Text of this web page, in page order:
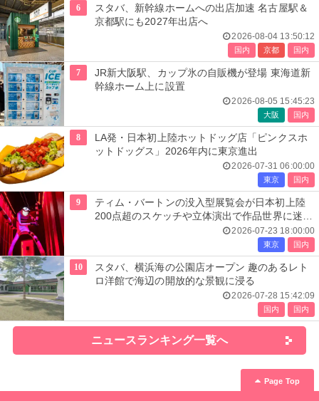
6
スタバ、新幹線ホームへの出店加速 名古屋駅＆
京都駅にも2027年出店へ
2026-08-04 13:50:12
国内 京都 国内
7
JR新大阪駅、カップ氷の自販機が登場 東海道新
幹線ホーム上に設置
2026-08-05 15:45:23
大阪 国内
8
LA発・日本初上陸ホットドッグ店「ピンクスホ
ットドッグス」2026年内に東京進出
2026-07-31 06:00:00
東京 国内
9
ティム・バートンの没入型展覧会が日本初上陸
200点超のスケッチや立体演出で作品世界に迷い
2026-07-23 18:00:00
東京 国内
10
スタバ、横浜海の公園店オープン 趣のあるレト
ロ洋館で海辺の開放的な景観に浸る
2026-07-28 15:42:09
国内 国内
ニュースランキング一覧へ
Page Top